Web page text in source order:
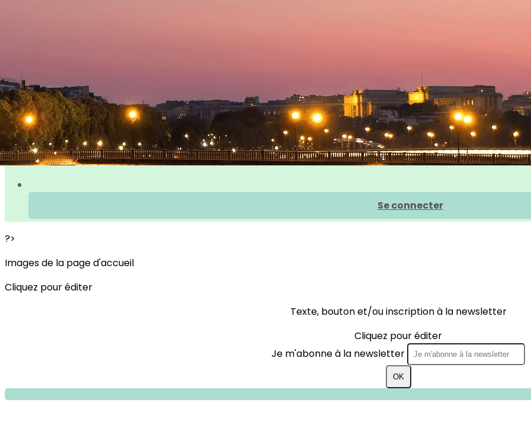
Se connecter
?>
Images de la page d'accueil
Cliquez pour éditer
Texte, bouton et/ou inscription à la newsletter
Cliquez pour éditer
Je m'abonne à la newsletter
OK